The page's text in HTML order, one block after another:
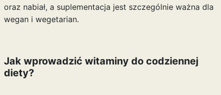
oraz nabiał, a suplementacja jest szczególnie ważna dla
wegan i wegetarian.
Jak wprowadzić witaminy do codziennej
diety?